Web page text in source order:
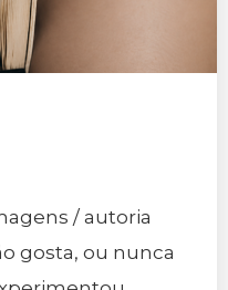
/ autoria
gosta, ou nunca